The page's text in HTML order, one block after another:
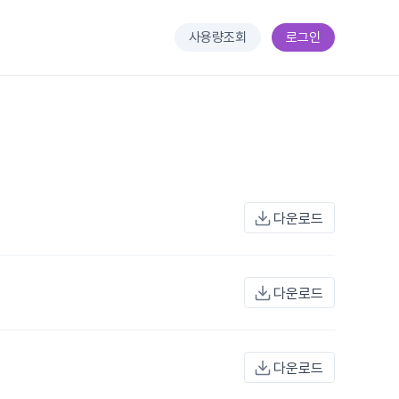
사용량조회 로그인
다운로드
다운로드
다운로드